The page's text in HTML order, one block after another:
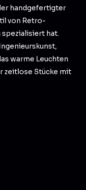
handgefertigter
von Retro-
hat.
warme Leuchten
zeitlose Stücke mit